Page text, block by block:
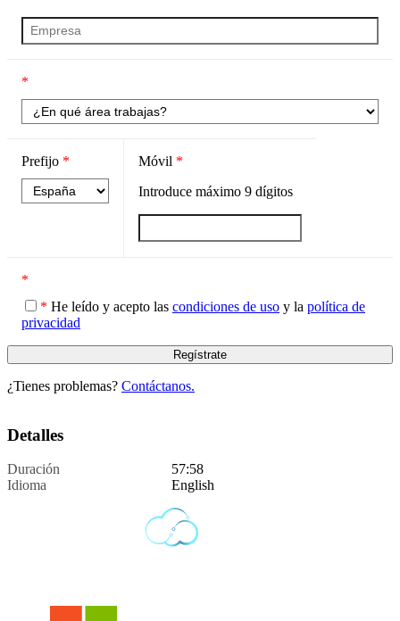
*
Prefijo * Móvil *
Introduce máximo 9dígitos
*
* He leído y acepto las condiciones de uso y la política de
privacidad
¿Tienes problemas? Contáctanos.
Detalles
Duración
57:58
Idioma
English